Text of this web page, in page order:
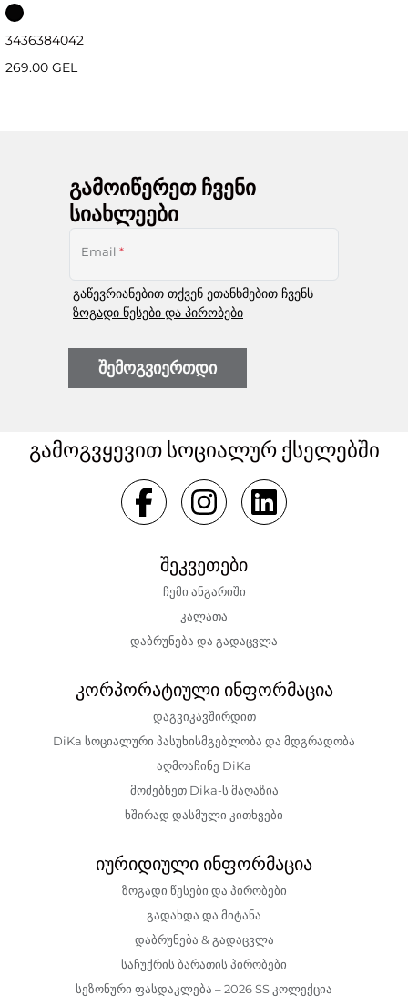
3436384042
269.00 GEL
გამოიწერეთ ჩვენი
სიახლეები
Email *
გაწევრიანებით თქვენ ეთანხმებით ჩვენს
ზოგადი წესები და პირობები
შემოგვიერთდი
გამოგვყევით სოციალურ ქსელებში
შეკვეთები
ჩემი ანგარიში
კალათა
დაბრუნება და გადაცვლა
კორპორატიული ინფორმაცია
დაგვიკავშირდით
DiKa სოციალური პასუხისმგებლობა და მდგრადობა
აღმოაჩინე DiKa
მოძებნეთ Dika-ს მაღაზია
ხშირად დასმული კითხვები
იურიდიული ინფორმაცია
ზოგადი წესები და პირობები
გადახდა და მიტანა
დაბრუნება & გადაცვლა
საჩუქრის ბარათის პირობები
სეზონური ფასდაკლება – 2026 SS კოლექცია